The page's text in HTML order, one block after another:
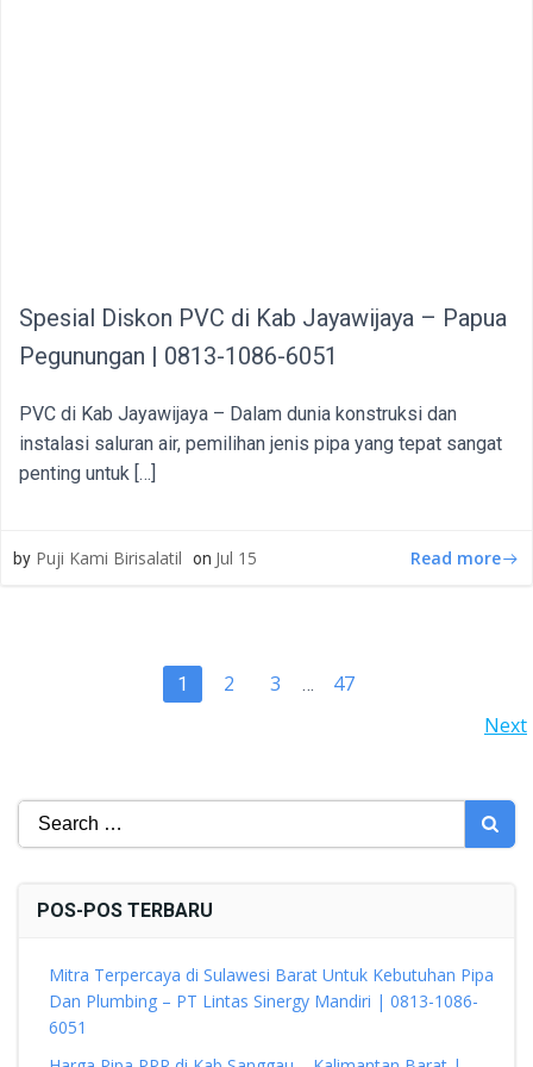
Spesial Diskon PVC di Kab Jayawijaya – Papua
Pegunungan | 0813-1086-6051
PVC di Kab Jayawijaya – Dalam dunia konstruksi dan
instalasi saluran air, pemilihan jenis pipa yang tepat sangat
penting untuk […]
by Puji Kami Birisalatil on Jul 15 Read more
Page
1 Page
2 Page
3 … Page
47
NAVIGATION
Next
Search
POS-POS TERBARU
Mitra Terpercaya di Sulawesi Barat Untuk Kebutuhan Pipa
Dan Plumbing – PT Lintas Sinergy Mandiri | 0813-1086-
6051